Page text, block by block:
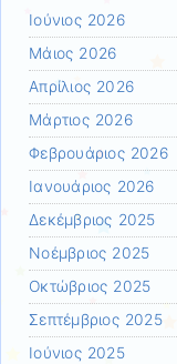
Ιούνιος 2026
Μάιος 2026
Απρίλιος 2026
Μάρτιος 2026
Φεβρουάριος 2026
Ιανουάριος 2026
Δεκέμβριος 2025
Νοέμβριος 2025
Οκτώβριος 2025
Σεπτέμβριος 2025
Ιούνιος 2025